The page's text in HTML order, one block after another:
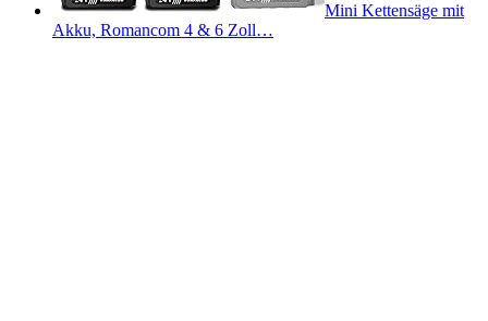
Mini Kettensäge mit
Akku, Romancom 4 & 6 Zoll…